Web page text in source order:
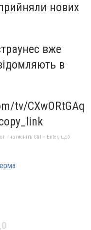
нових
вже
в
tv/CXwORtGAq
і натисніть Ctrl + Enter, щоб